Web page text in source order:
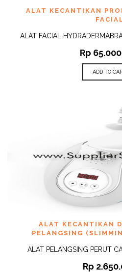
ALAT KECANTIKAN
ALAT FACIAL
Rp
ADD TO
ALAT KECANTIKAN
PELANGSING
ALAT PELANGSING PERUT
Rp